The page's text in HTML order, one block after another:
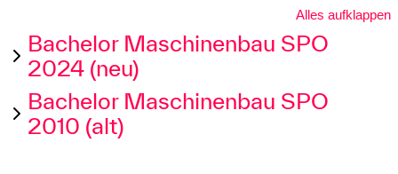
Alles aufklappen
Bachelor Maschinenbau SPO
2024 (neu)
Bachelor Maschinenbau SPO
2010 (alt)